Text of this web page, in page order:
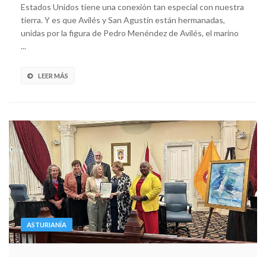
Estados Unidos tiene una conexión tan especial con nuestra
tierra. Y es que Avilés y San Agustín están hermanadas,
unidas por la figura de Pedro Menéndez de Avilés, el marino
...
LEER MÁS
ASTURIANÍA